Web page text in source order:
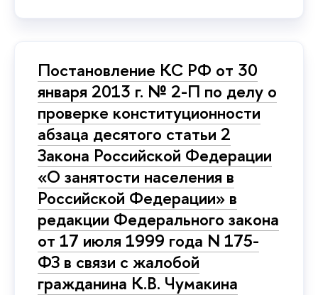
Постановление КС РФ от 30
января 2013 г. № 2-П по делу о
проверке конституционности
абзаца десятого статьи 2
Закона Российской Федерации
«О занятости населения в
Российской Федерации» в
редакции Федерального закона
от 17 июля 1999 года N 175-
ФЗ в связи с жалобой
гражданина К.В. Чумакина